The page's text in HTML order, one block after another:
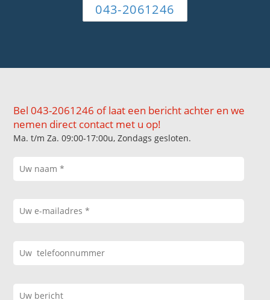
043-2061246
Bel 043-2061246 of laat een bericht achter en we
nemen direct contact met u op!
Ma. t/m Za. 09:00-17:00u, Zondags gesloten.